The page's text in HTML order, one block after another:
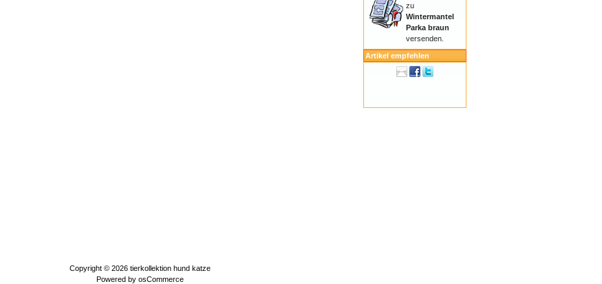
zu
Wintermantel
Parka braun
versenden.
Artikel empfehlen
Copyright © 2026 tierkollektion hund katze
Powered by osCommerce